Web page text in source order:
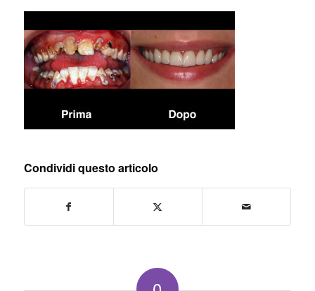
Condividi questo articolo